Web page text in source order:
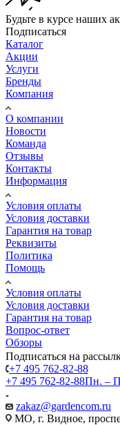
Будьте в курсе наших
Подписаться
Каталог
Акции
Услуги
Бренды
Компания
О компании
Новости
Команда
Отзывы
Контакты
Информация
Условия оплаты
Условия доставки
Гарантия на товар
Реквизиты
Политика
Помощь
Условия оплаты
Условия доставки
Гарантия на товар
Вопрос-ответ
Обзоры
Подписаться на
+7 495 762-82-88
+7 495 762-82-88Пн. –
zakaz@gardencom.ru
МО, г. Видное,